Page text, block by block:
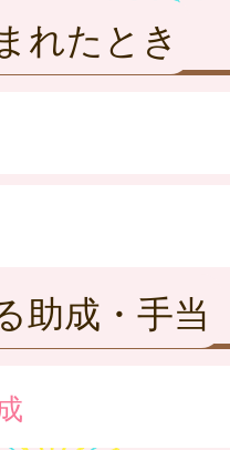
れたとき
助成・手当